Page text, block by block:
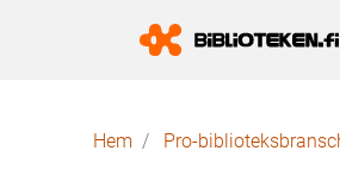
Länkstig
Hem Pro-